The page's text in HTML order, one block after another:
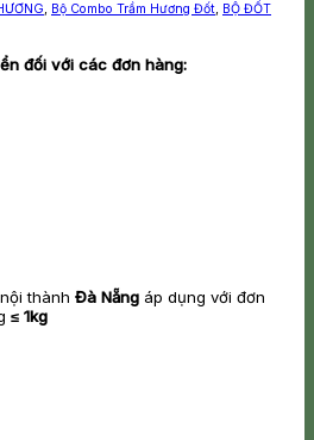
, Bộ Combo Trầm Hương Đốt, BỘ ĐỐT
đối với các đơn hàng:
thành Đà Nẵng áp dụng với đơn
≤ 1kg